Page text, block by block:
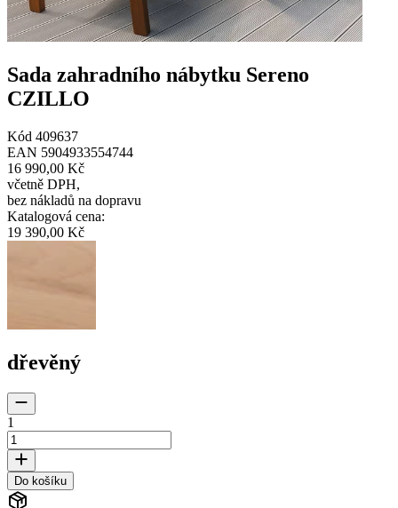
Sada zahradního nábytku Sereno
CZILLO
Kód 409637
EAN 5904933554744
16 990,00 Kč
včetně DPH,
bez nákladů na dopravu
Katalogová cena:
19 390,00 Kč
dřevěný
1
Do košíku